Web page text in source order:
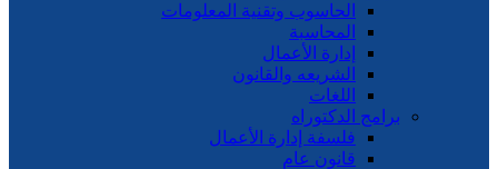
الحاسوب وتقنية المعلومات
المحاسبة
إدارة الأعمال
الشريعه والقانون
برامج الدكتوراه
فلسفة إدارة الأعمال
قانون عام